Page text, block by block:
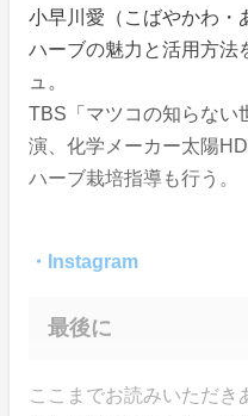
小早川愛（こばやかわ・
ハーブの魅力と活用方法
ュ。
TBS「マツコの知らない
演、化学メーカー太陽
ハーブ栽培指導も行う。
・Instagram
最後に
ここまでお読みいただき